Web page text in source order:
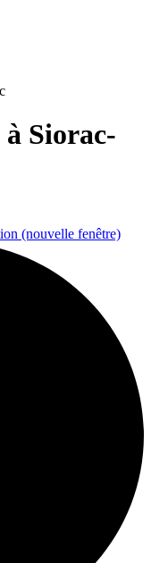
à Siorac-
(nouvelle fenêtre)